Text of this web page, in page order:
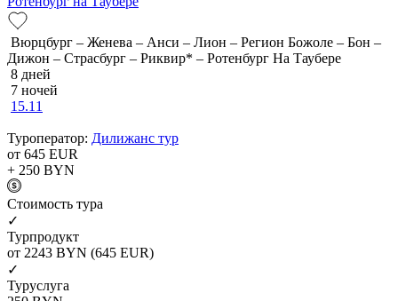
Вюрцбург – Женева – Анси – Лион – Регион Божоле – Бон –
Дижон – Страсбург – Риквир* – Ротенбург На Таубере
8 дней
7 ночей
15.11
Туроператор: Дилижанс тур
от 645 EUR
+ 250 BYN
Cтоимость тура
✓
Турпродукт
от 2243 BYN (645 EUR)
✓
Туруслуга